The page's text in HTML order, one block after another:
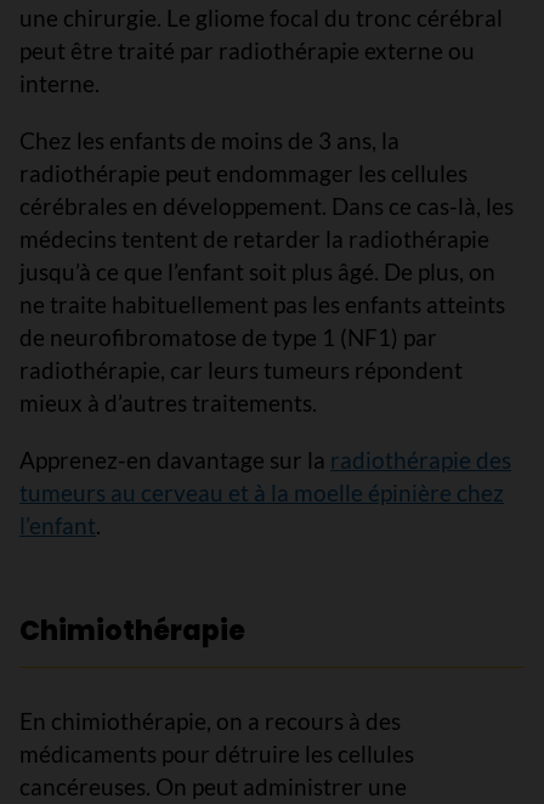
une chirurgie. Le gliome focal du tronc cérébral
peut être traité par radiothérapie externe ou
interne.
Chez les enfants de moins de 3 ans, la
radiothérapie peut endommager les cellules
cérébrales en développement. Dans ce cas-là, les
médecins tentent de retarder la radiothérapie
jusqu’à ce que l’enfant soit plus âgé. De plus, on
ne traite habituellement pas les enfants atteints
de neurofibromatose de type 1 (NF1) par
radiothérapie, car leurs tumeurs répondent
mieux à d’autres traitements.
Apprenez-en davantage sur la radiothérapie des
tumeurs au cerveau et à la moelle épinière chez
l’enfant.
Chimiothérapie
En chimiothérapie, on a recours à des
médicaments pour détruire les cellules
cancéreuses. On peut administrer une